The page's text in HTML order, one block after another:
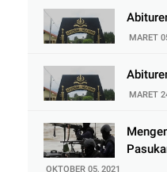
MARET
MARET
OKTOBER 05, 2021